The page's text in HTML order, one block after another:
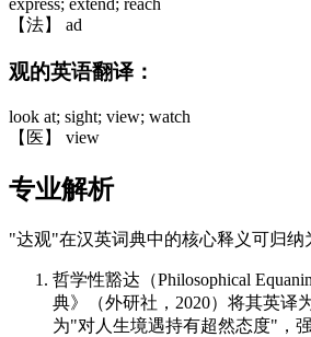
express; extend; reach
【法】 ad
观的英语翻译：
look at; sight; view; watch
【医】 view
专业解析
"达观"在汉英词典中的核心释义可归纳
哲学性豁达（Philosophical
典》（外研社，2020）将其英译
为"对人生境遇持有超然态度"，